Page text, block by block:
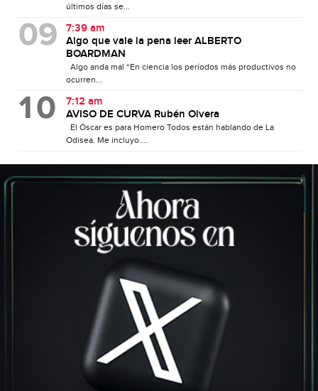
últimos días se...
7:39 am
Algo que vale la pena leer ALBERTO
BOARDMAN
Algo anda mal “En ciencia los períodos más productivos no
ocurren...
7:12 am
AVISO DE CURVA Rubén Olvera
El Óscar es para Homero Todos están hablando de La
Odisea. Me incluyo....